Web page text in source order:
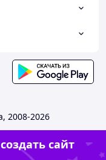
2008-2026
сайт